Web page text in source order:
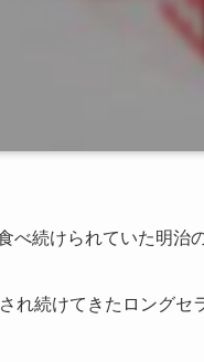
べ続けられていた明治
れ続けてきたロングセ